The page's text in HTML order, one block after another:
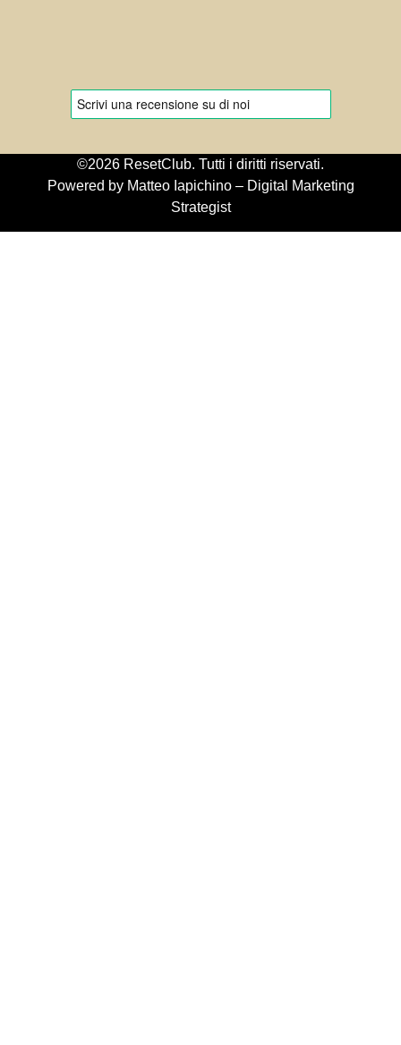
©2026 ResetClub. Tutti i diritti riservati.
Powered by Matteo Iapichino – Digital Marketing
Strategist